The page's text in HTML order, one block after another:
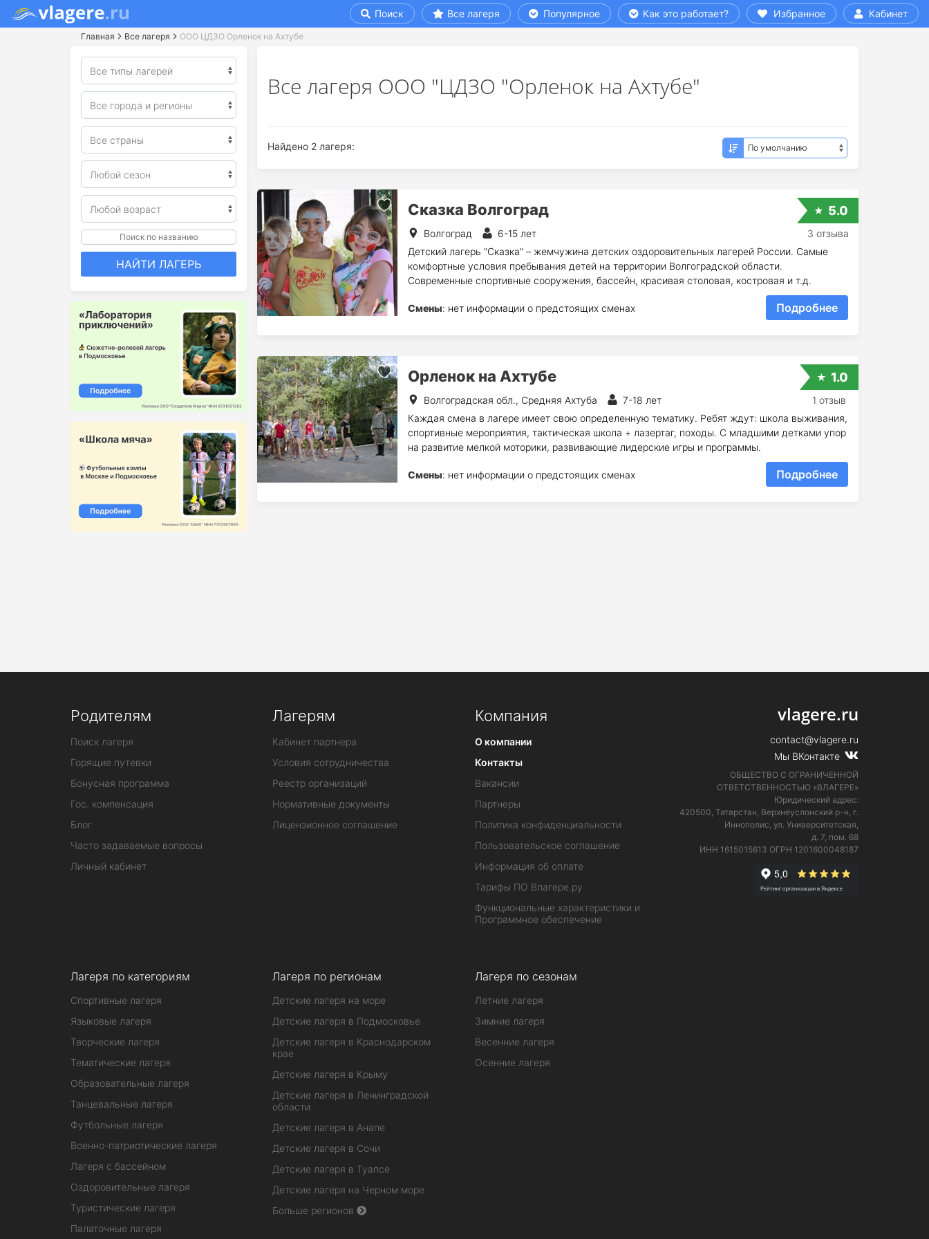
Поиск Все лагеря Популярное Как это работает? Избранное Кабинет
Главная Все лагеря ООО ЦДЗО Орленок на Ахтубе
Поиск по названию
НАЙТИ ЛАГЕРЬ
Все лагеря ООО "ЦДЗО "Орленок на Ахтубе"
Найдено 2 лагеря:
Сказка Волгоград
Волгоград
6-15 лет
Детский лагерь "Сказка" – жемчужина детских оздоровительных лагерей России. Самые
комфортные условия пребывания детей на территории Волгоградской области.
Современные спортивные сооружения, бассейн, красивая столовая, костровая и т.д.
Смены: нет информации о предстоящих сменах Подробнее
5.0
3 отзыва
Орленок на Ахтубе
Волгоградская обл., Средняя Ахтуба
7-18 лет
Каждая смена в лагере имеет свою определенную тематику. Ребят ждут: школа выживания,
спортивные мероприятия, тактическая школа + лазертаг, походы. С младшими детками упор
на развитие мелкой моторики, развивающие лидерские игры и программы.
Смены: нет информации о предстоящих сменах Подробнее
1.0
1 отзыв
Родителям
Поиск лагеря
Горящие путевки
Бонусная программа
Гос. компенсация
Блог
Часто задаваемые вопросы
Личный кабинет
Лагерям
Кабинет партнера
Условия сотрудничества
Реестр организаций
Нормативные документы
Лицензионное соглашение
Компания
О компании
Контакты
Вакансии
Партнеры
Политика конфиденциальности
Пользовательское соглашение
Информация об оплате
Тарифы ПО Влагере.ру
Функциональные характеристики и
Программное обеспечение
Лагеря по категориям
Спортивные лагеря
Языковые лагеря
Творческие лагеря
Тематические лагеря
Образовательные лагеря
Танцевальные лагеря
Футбольные лагеря
Военно-патриотические лагеря
Лагеря с бассейном
Оздоровительные лагеря
Туристические лагеря
Палаточные лагеря
Лагеря по регионам
Детские лагеря на море
Детские лагеря в Подмосковье
Детские лагеря в Краснодарском
крае
Детские лагеря в Крыму
Детские лагеря в Ленинградской
области
Детские лагеря в Анапе
Детские лагеря в Сочи
Детские лагеря в Туапсе
Детские лагеря на Черном море
Больше регионов
Лагеря по сезонам
Летние лагеря
Зимние лагеря
Весенние лагеря
Осенние лагеря
vlagere.ru
contact@vlagere.ru
Мы ВКонтакте
ОБЩЕСТВО С ОГРАНИЧЕННОЙ
ОТВЕТСТВЕННОСТЬЮ «ВЛАГЕРЕ»
Юридический адрес:
420500, Татарстан, Верхнеуслонский р-н, г.
Иннополис, ул. Университетская,
д. 7, пом. 68
ИНН 1615015613 ОГРН 1201600048187